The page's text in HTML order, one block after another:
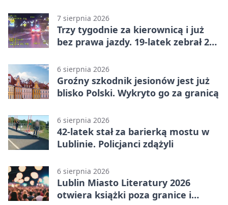
7 sierpnia 2026
Trzy tygodnie za kierownicą i już
bez prawa jazdy. 19-latek zebrał 23
6 sierpnia 2026
Groźny szkodnik jesionów jest już
blisko Polski. Wykryto go za granicą
6 sierpnia 2026
42-latek stał za barierką mostu w
Lublinie. Policjanci zdążyli
6 sierpnia 2026
Lublin Miasto Literatury 2026
otwiera książki poza granice i